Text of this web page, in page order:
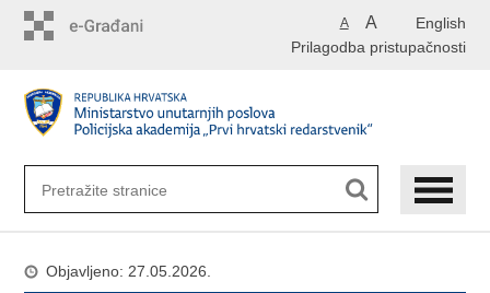
English
A A
Prilagodba pristupačnosti
Objavljeno: 27.05.2026.